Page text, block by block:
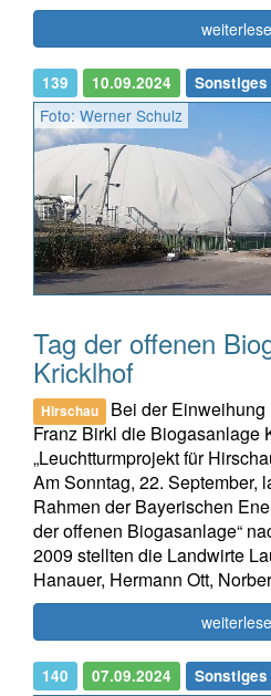
139 10.09.2024 Sonstiges
Foto: Werner Schulz
Tag der offenen
Kricklhof
Hirschau
Bei der
Franz Birkl die Biogasanlage
„Leuchtturmprojekt für
Am Sonntag, 22. September,
Rahmen der Bayerischen
der offenen Biogasanlage“
2009 stellten die Landwirte
Hanauer, Hermann Ott,
140 07.09.2024 Sonstiges